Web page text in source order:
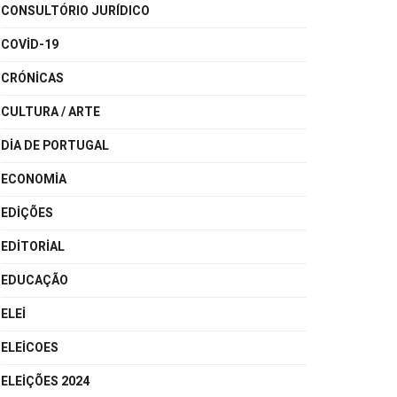
CONSULTÓRIO JURÍDICO
COVID-19
CRÓNICAS
CULTURA / ARTE
DIA DE PORTUGAL
ECONOMIA
EDIÇÕES
EDITORIAL
EDUCAÇÃO
ELEI
ELEICOES
ELEIÇÕES 2024